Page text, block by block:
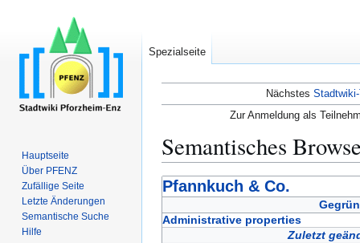
Nächstes
Zur Anmeldung als
Semantisches
Zur
Navigation
springen
Zur
Suche
springen
Pfannkuch & Co.
Administrative properties
Zuletzt
Spezialseite
Hauptseite
Über PFENZ
Zufällige Seite
Letzte Änderungen
Semantische Suche
Hilfe